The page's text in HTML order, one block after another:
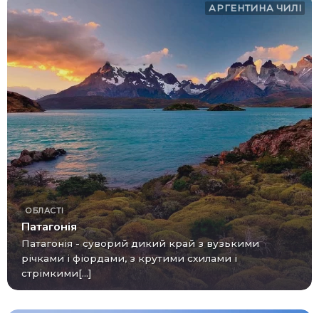
АРГЕНТИНА ЧИЛІ
ОБЛАСТІ
Патагонія
Патагонія - суворий дикий край з вузькими
річками і фіордами, з крутими схилами і
стрімкими[...]